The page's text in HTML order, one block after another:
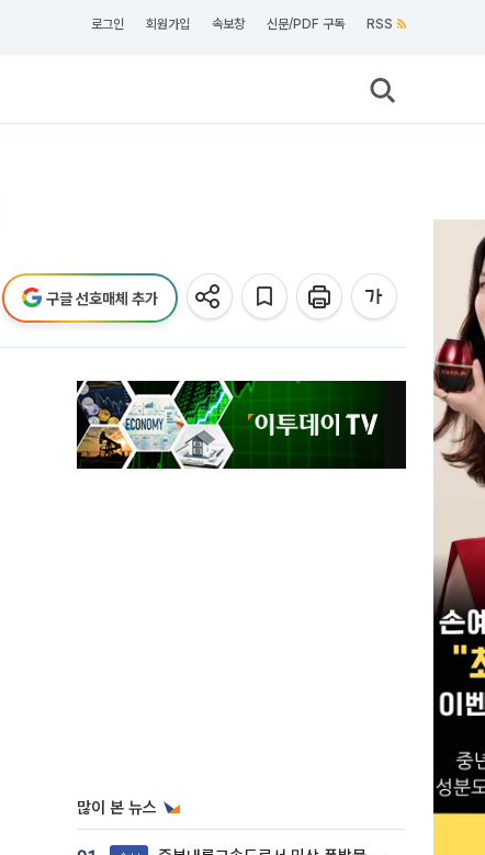
로그인 회원가입 속보창 신문/PDF 구독 RSS
구글 선호매체 추가
많이 본 뉴스